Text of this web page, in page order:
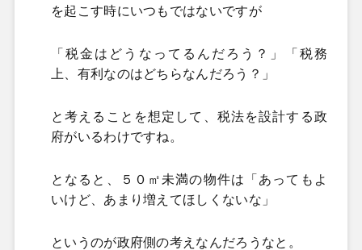
を起こす時にいつもではないですが
「税金はどうなってるんだろう？」「税務
上、有利なのはどちらなんだろう？」
と考えることを想定して、税法を設計する政
府がいるわけですね。
となると、５０㎡未満の物件は「あってもよ
いけど、あまり増えてほしくないな」
というのが政府側の考えなんだろうなと。